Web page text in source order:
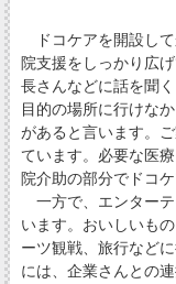
ドコケアを開設して
院支援をしっかり広
長さんなどに話を聞
目的の場所に行けな
があると言います。
ています。必要な医
院介助の部分でドコ
一方で、エンターテ
います。おいしいも
ーツ観戦、旅行など
には、企業さんとの